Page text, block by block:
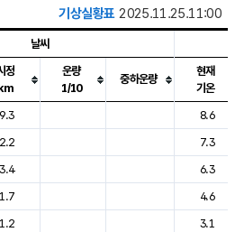
기상실황표 2025.11.25.11:00
, 기온, 강수, 바람, 기압등을 안내한 표입
날씨
정
운량
1/10
중하운량
현재
기온
9.3
8.6
2.2
7.3
3.4
6.3
1.7
4.6
1.2
3.1